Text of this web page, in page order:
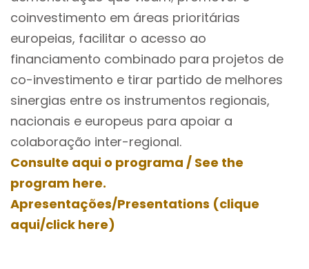
coinvestimento em áreas prioritárias
europeias, facilitar o acesso ao
financiamento combinado para projetos de
co-investimento e tirar partido de melhores
sinergias entre os instrumentos regionais,
nacionais e europeus para apoiar a
colaboração inter-regional.
Consulte aqui o programa / See the
program here.
Apresentações/Presentations (clique
aqui/click here)